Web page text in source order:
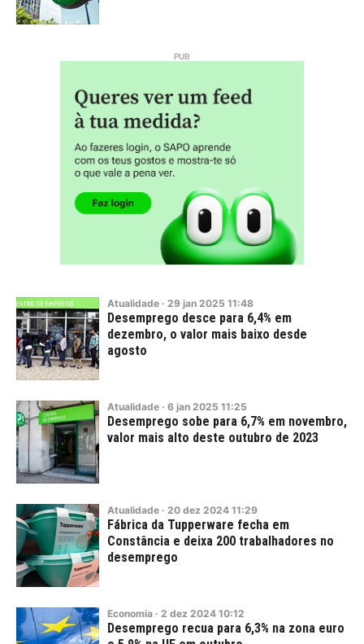
Atualidade · 29 jan 2025 11:48
Desemprego desce para 6,4% em
dezembro, o valor mais baixo desde
agosto
Atualidade · 6 jan 2025 11:25
Desemprego sobe para 6,7% em novembro,
valor mais alto deste outubro de 2023
Atualidade · 20 dez 2024 11:29
Fábrica da Tupperware fecha em
Constância e deixa 200 trabalhadores no
desemprego
Economia · 2 dez 2024 10:12
Desemprego recua para 6,3% na zona euro